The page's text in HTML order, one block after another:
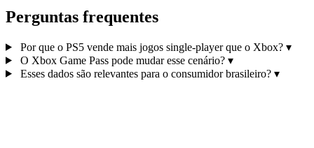
Perguntas frequentes
Por que o PS5 vende mais jogos single-player que o Xbox? ▾
O Xbox Game Pass pode mudar esse cenário? ▾
Esses dados são relevantes para o consumidor brasileiro? ▾